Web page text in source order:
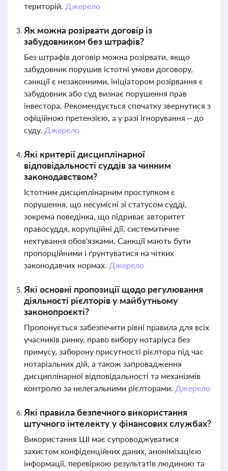
територій. Джерело
Як можна розірвати договір із
забудовником без штрафів?
Без штрафів договір можна розірвати, якщо
забудовник порушив істотні умови договору,
санкції є незаконними, ініціатором розірвання є
забудовник або суд визнає порушення прав
інвестора. Рекомендується спочатку звернутися з
офіційною претензією, а у разі ігнорування – до
суду. Джерело
Які критерії дисциплінарної
відповідальності суддів за чинним
законодавством?
Істотним дисциплінарним проступком є
порушення, що несумісні зі статусом судді,
зокрема поведінка, що підриває авторитет
правосуддя, корупційні дії, систематичне
нехтування обов'язками. Санкції мають бути
пропорційними і ґрунтуватися на чітких
законодавчих нормах. Джерело
Які основні пропозиції щодо регулювання
діяльності рієлторів у майбутньому
законопроєкті?
Пропонується забезпечити рівні правила для всіх
учасників ринку, право вибору нотаріуса без
примусу, заборону присутності рієлтора під час
нотаріальних дій, а також запровадження
дисциплінарної відповідальності та механізмів
контролю за нелегальними рієлторами. Джерело
Які правила безпечного використання
штучного інтелекту у фінансових службах?
Використання ШІ має супроводжуватися
захистом конфіденційних даних, анонімізацією
інформації, перевіркою результатів людиною та